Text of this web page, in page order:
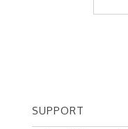
SUPPORT